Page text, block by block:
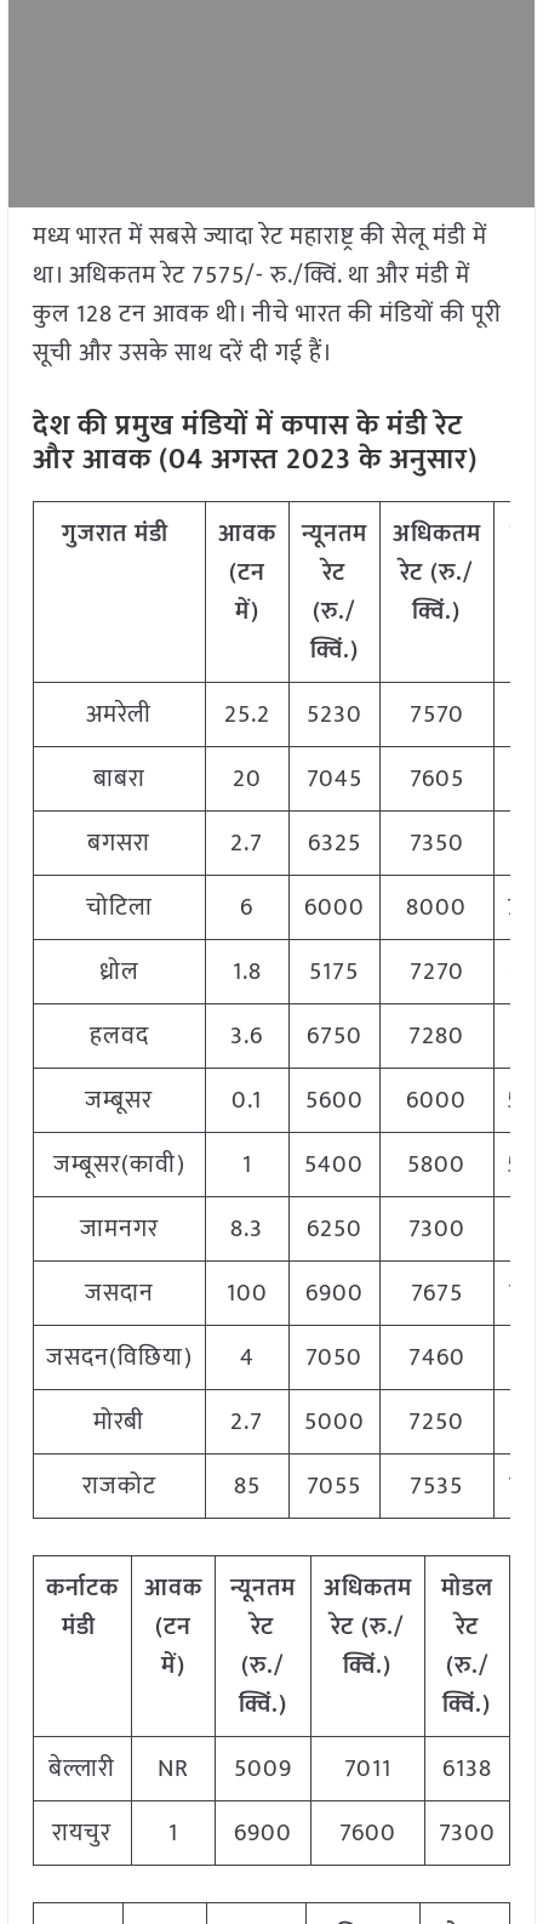
मध्य भारत में सबसे ज्यादा रेट महाराष्ट्र की सेलू मंडी में
था। अधिकतम रेट 7575/- रु./क्विं. था और मंडी में
कुल 128 टन आवक थी। नीचे भारत की मंडियों की पूरी
सूची और उसके साथ दरें दी गई हैं।
देश की प्रमुख मंडियों में कपास के मंडी रेट
और आवक (04 अगस्त 2023 के अनुसार)
गुजरातमंडी
आवक
(टन
में)
न्यूनतम
रेट
(रु./
क्विं.)
अधिकतम
रेट (रु./
क्विं.)
अमरेली
25.2 5230 7570
बाबरा
20 7045 7605
बगसरा
2.7 6325 7350
चोटिला
6 6000 8000
ध्रोल
1.8 5175 7270
हलवद
3.6 6750 7280
जम्बूसर
0.1 5600 6000
जम्बूसर(कावी)
1 5400 5800
जामनगर
8.3 6250 7300
जसदान
100 6900 7675
जसदन(विछिया)
4 7050 7460
मोरबी
2.7 5000 7250
राजकोट
85 7055 7535
कर्नाटक
मंडी
आवक
(टन
में)
न्यूनतम
रेट
(रु./
क्विं.)
अधिकतम
रेट (रु./
क्विं.)
मोडल
रेट
(रु./
क्विं.)
बेल्लारी
NR 5009 7011
6138
रायचुर
1 6900 7600 7300